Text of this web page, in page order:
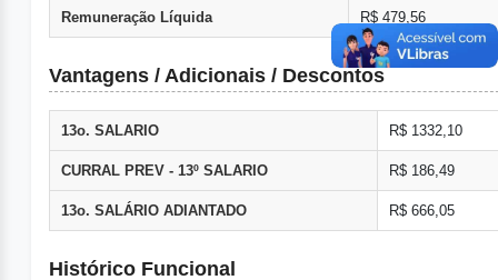
Remuneração Líquida R$ 479,56
Vantagens / Adicionais / Descontos
13o. SALARIO R$ 1332,10
CURRAL PREV - 13º SALARIO R$ 186,49
13o. SALÁRIO ADIANTADO R$ 666,05
Histórico Funcional